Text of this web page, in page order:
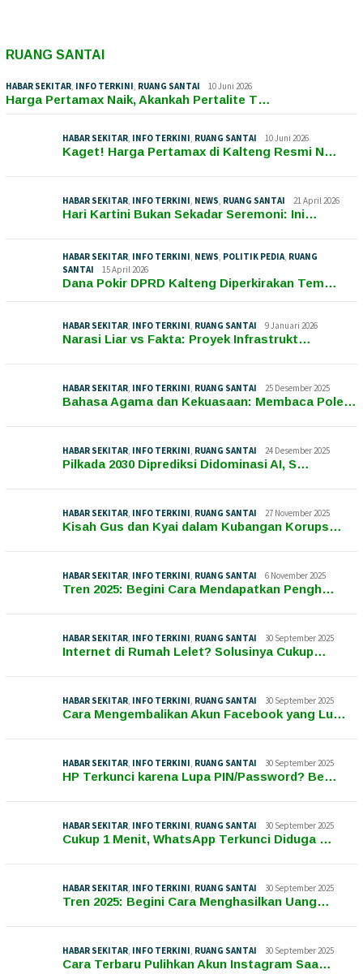
RUANG SANTAI
HABAR SEKITAR, INFO TERKINI, RUANG SANTAI 10 Juni 2026
Harga Pertamax Naik, Akankah Pertalite T…
HABAR SEKITAR, INFO TERKINI, RUANG SANTAI 10 Juni 2026
Kaget! Harga Pertamax di Kalteng Resmi N…
HABAR SEKITAR, INFO TERKINI, NEWS, RUANG SANTAI 21 April 2026
Hari Kartini Bukan Sekadar Seremoni: Ini…
HABAR SEKITAR, INFO TERKINI, NEWS, POLITIK PEDIA, RUANG
SANTAI
15 April 2026
Dana Pokir DPRD Kalteng Diperkirakan Tem…
HABAR SEKITAR, INFO TERKINI, RUANG SANTAI 9 Januari 2026
Narasi Liar vs Fakta: Proyek Infrastrukt…
HABAR SEKITAR, INFO TERKINI, RUANG SANTAI 25 Desember 2025
Bahasa Agama dan Kekuasaan: Membaca Pole…
HABAR SEKITAR, INFO TERKINI, RUANG SANTAI 24 Desember 2025
Pilkada 2030 Diprediksi Didominasi AI, S…
HABAR SEKITAR, INFO TERKINI, RUANG SANTAI 27 November 2025
Kisah Gus dan Kyai dalam Kubangan Korups…
HABAR SEKITAR, INFO TERKINI, RUANG SANTAI 6 November 2025
Tren 2025: Begini Cara Mendapatkan Pengh…
HABAR SEKITAR, INFO TERKINI, RUANG SANTAI 30 September 2025
Internet di Rumah Lelet? Solusinya Cukup…
HABAR SEKITAR, INFO TERKINI, RUANG SANTAI 30 September 2025
Cara Mengembalikan Akun Facebook yang Lu…
HABAR SEKITAR, INFO TERKINI, RUANG SANTAI 30 September 2025
HP Terkunci karena Lupa PIN/Password? Be…
HABAR SEKITAR, INFO TERKINI, RUANG SANTAI 30 September 2025
Cukup 1 Menit, WhatsApp Terkunci Diduga …
HABAR SEKITAR, INFO TERKINI, RUANG SANTAI 30 September 2025
Tren 2025: Begini Cara Menghasilkan Uang…
HABAR SEKITAR, INFO TERKINI, RUANG SANTAI 30 September 2025
Cara Terbaru Pulihkan Akun Instagram Saa…